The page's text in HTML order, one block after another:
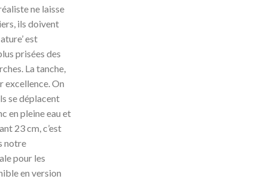
ne laisse
ils doivent
est
prisées des
La tanche,
excellence. On
se déplacent
en pleine eau et
23 cm, c’est
notre
pour les
en version